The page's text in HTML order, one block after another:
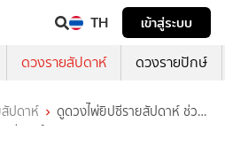
TH
เข้าสู่ระบบ
ดวงรายสัปดาห์ ดวงรายปักษ์
ปดาห์
ดูดวงไพ่ยิปซีรายสัปดาห์ ช่วง
พ.ค 2567 โดย อ.เมธี ศิษย์ อ.ขุนทอง ณ อยุธยา